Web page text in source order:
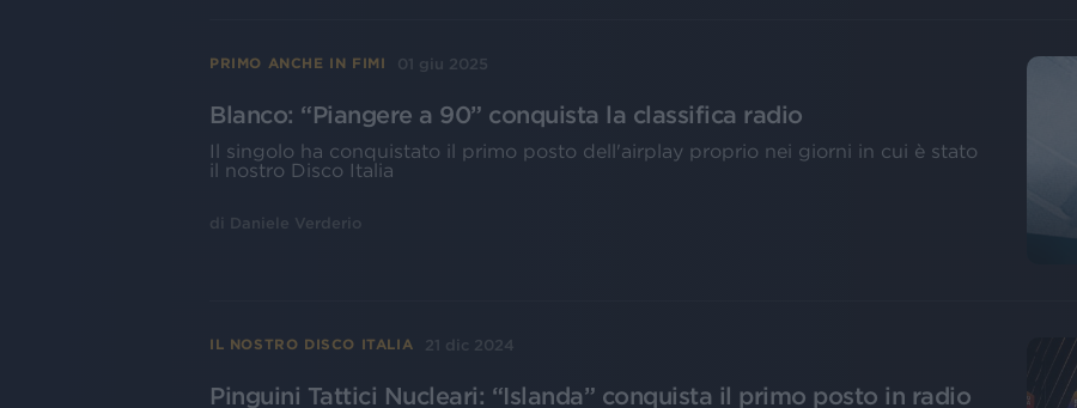
PRIMO ANCHE IN FIMI 01 giu 2025
Blanco: “Piangere a 90” conquista la classifica radio
Il singolo ha conquistato il primo posto dell'airplay proprio nei giorni in cui è stato
il nostro Disco Italia
di Daniele Verderio
IL NOSTRO DISCO ITALIA 21 dic 2024
Pinguini Tattici Nucleari: “Islanda” conquista il primo posto in radio